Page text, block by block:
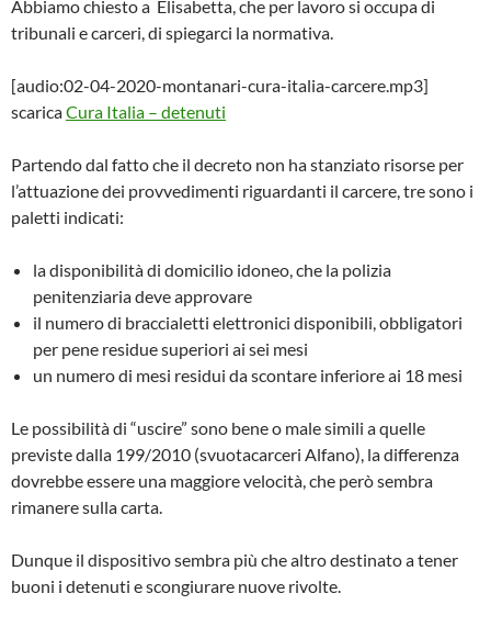
Abbiamo chiesto a Elisabetta, che per lavoro si occupa di
tribunali e carceri, di spiegarci la normativa.
[audio:02-04-2020-montanari-cura-italia-carcere.mp3]
scaricaCura Italia – detenuti
Partendo dal fatto che il decreto non ha stanziato risorse per
l’attuazione dei provvedimenti riguardanti il carcere, tre sono i
paletti indicati:
la disponibilità di domicilio idoneo, che la polizia
penitenziaria deve approvare
il numero di braccialetti elettronici disponibili, obbligatori
per pene residue superiori ai sei mesi
un numero di mesi residui da scontare inferiore ai 18 mesi
Le possibilità di “uscire” sono bene o male simili a quelle
previste dalla 199/2010 (svuotacarceri Alfano), la differenza
dovrebbe essere una maggiore velocità, che però sembra
rimanere sulla carta.
Dunque il dispositivo sembra più che altro destinato a tener
buoni i detenuti e scongiurare nuove rivolte.